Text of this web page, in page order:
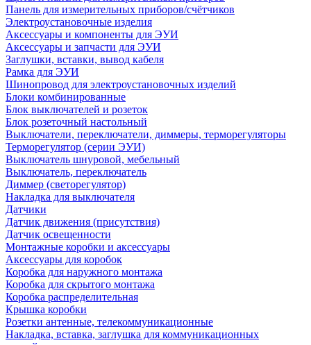
Панель для измерительных приборов/счётчиков
Электроустановочные изделия
Аксессуары и компоненты для ЭУИ
Аксессуары и запчасти для ЭУИ
Заглушки, вставки, вывод кабеля
Рамка для ЭУИ
Шинопровод для электроустановочных изделий
Блоки комбинированные
Блок выключателей и розеток
Блок розеточный настольный
Выключатели, переключатели, диммеры, терморегуляторы
Терморегулятор (серии ЭУИ)
Выключатель шнуровой, мебельный
Выключатель, переключатель
Диммер (светорегулятор)
Накладка для выключателя
Датчики
Датчик движения (присутствия)
Датчик освещенности
Монтажные коробки и аксессуары
Аксессуары для коробок
Коробка для наружного монтажа
Коробка для скрытого монтажа
Коробка распределительная
Крышка коробки
Розетки антенные, телекоммуникационные
Накладка, вставка, заглушка для коммуникационных